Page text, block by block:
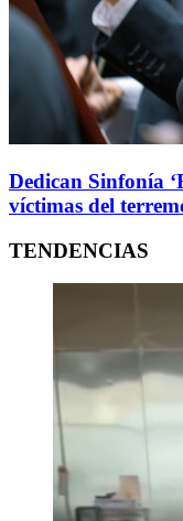
Dedican Sinfonía
víctimas del
TENDENCIAS